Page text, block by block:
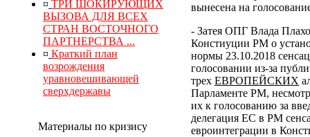
¤ ТРИ ШОКИРУЮЩИХ
ВЫЗОВА ДЛЯ ВСЕХ
СТРАН ВОСТОЧНОГО
ПАРТНЕРСТВА ...
¤ Краткий план
возрождения
уравновешивающей
сверхдержавы
Материалы по кризису
вынесена на
- Затея ОПГ Влада
Констиуции РМ о
нормы 23.10.2018
голосовании из-за
трех ЕВРОПЕЙСКИХ
Парламенте РМ,
их к голосованию за
делегация ЕС в РМ
евроинтеграции в